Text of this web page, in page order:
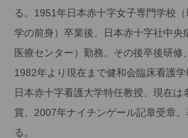
る。1951年日本赤十字女子専門学校
学の前身）卒業後、日本赤十字社中央
医療センター）勤務。その後卒後研修
1982年より現在まで健和会臨床看護
日本赤十字看護大学特任教授、現在は
賞、2007年ナイチンゲール記章受章
る。